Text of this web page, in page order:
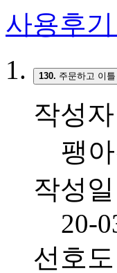
사용후
130. 주문하고 이
작성자
팽
작성일
20-
선호도